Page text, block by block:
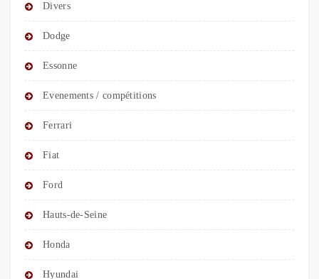
Divers
Dodge
Essonne
Evenements / compétitions
Ferrari
Fiat
Ford
Hauts-de-Seine
Honda
Hyundai